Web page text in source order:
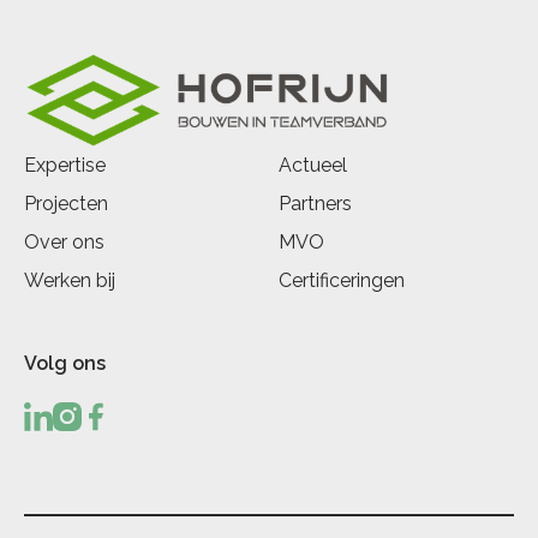
Expertise
Projecten
Over ons
Werken bij
Actueel
Partners
MVO
Certificeringen
Volg ons